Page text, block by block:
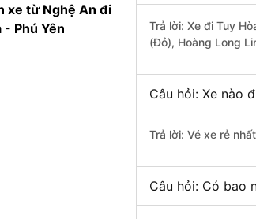
xe từ Nghệ An đi
- Phú Yên
Trả lời: Xe đi Tuy
(Đỏ), Hoàng Long
Câu hỏi: Xe nào
Trả lời: Vé xe rẻ
Câu hỏi: Có bao